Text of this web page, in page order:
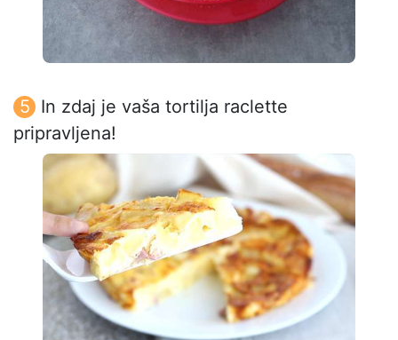
In zdaj je vaša tortilja raclette
pripravljena!